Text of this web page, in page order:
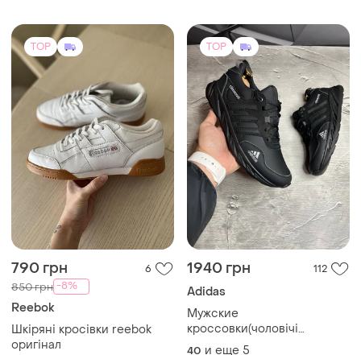
790 грн 6
-8%
Reebok
Шкіряні кросівки reebok
оригінал
44
1940 грн 112
Adidas
Мужские
кроссовки(чоловічі
кроссівки).adidas climacool
TOP TOP